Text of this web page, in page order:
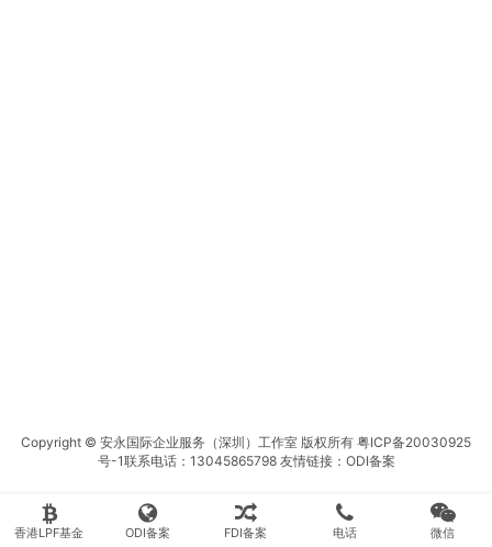
Copyright © 安永国际企业服务（深圳）工作室 版权所有 粤ICP备20030925
号-1联系电话：13045865798 友情链接： ODI备案
香港LPF基金 ODI备案 FDI备案 电话 微信